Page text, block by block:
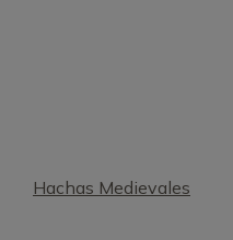
Hachas Medievales